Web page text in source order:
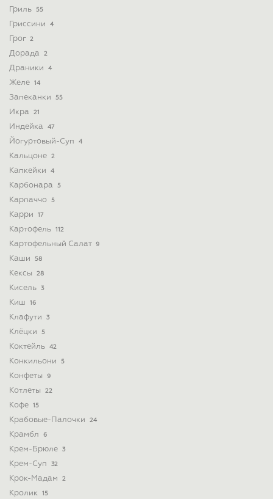
Гриль 55
Гриссини 4
Грог 2
Дорада 2
Драники 4
Желе 14
Запеканки 55
Икра 21
Индейка 47
Йогуртовый-Суп 4
Кальцоне 2
Капкейки 4
Карбонара 5
Карпаччо 5
Карри 17
Картофель 112
Картофельный Салат 9
Каши 58
Кексы 28
Кисель 3
Киш 16
Клафути 3
Клёцки 5
Коктейль 42
Конкильони 5
Конфеты 9
Котлеты 22
Кофе 15
Крабовые-Палочки 24
Крамбл 6
Крем-Брюле 3
Крем-Суп 32
Крок-Мадам 2
Кролик 15